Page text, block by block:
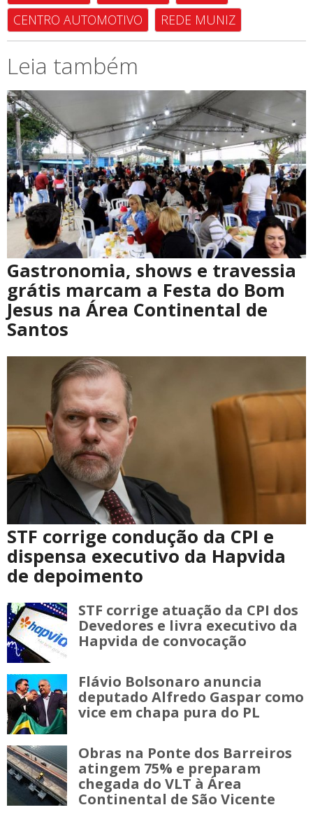
CENTRO AUTOMOTIVO
REDE MUNIZ
Leia também
Gastronomia, shows e travessia
grátis marcam a Festa do Bom
Jesus na Área Continental de
Santos
STF corrige condução da CPI e
dispensa executivo da Hapvida
de depoimento
STF corrige atuação da CPI dos
Devedores e livra executivo da
Hapvida de convocação
Flávio Bolsonaro anuncia
deputado Alfredo Gaspar como
vice em chapa pura do PL
Obras na Ponte dos Barreiros
atingem 75% e preparam
chegada do VLT à Área
Continental de São Vicente